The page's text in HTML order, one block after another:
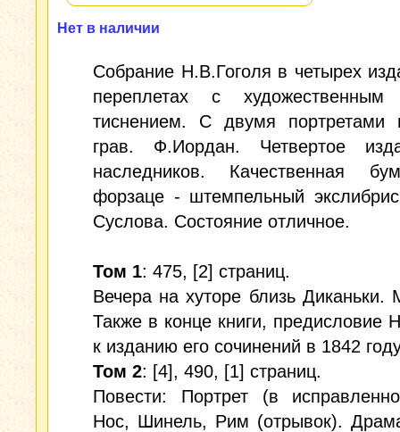
Нет в наличии
Собрание Н.В.Гоголя в четырех
переплетах с художественным
тиснением. С двумя портретами
грав. Ф.Иордан. Четвертое
наследников. Качественная
форзаце - штемпельный
Суслова. Состояние отличное.
Том 1: 475, [2] страниц.
Вечера на хуторе близь Диканьки.
Также в конце книги, предисловие
к изданию его сочинений в 1842
Том 2: [4], 490, [1] страниц.
Повести: Портрет (в
Нос, Шинель, Рим (отрывок).